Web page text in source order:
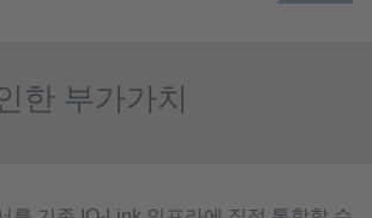
한 부가가치